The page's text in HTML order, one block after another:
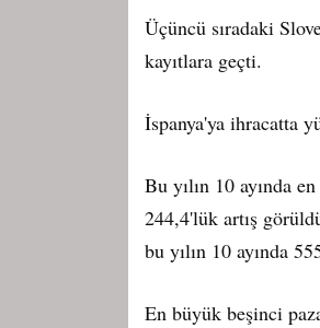
Üçüncü sıradaki
kayıtlara geçti.
İspanya'ya ihracatta
Bu yılın 10 ayında
244,4'lük artış
bu yılın 10 ayında
En büyük beşinci